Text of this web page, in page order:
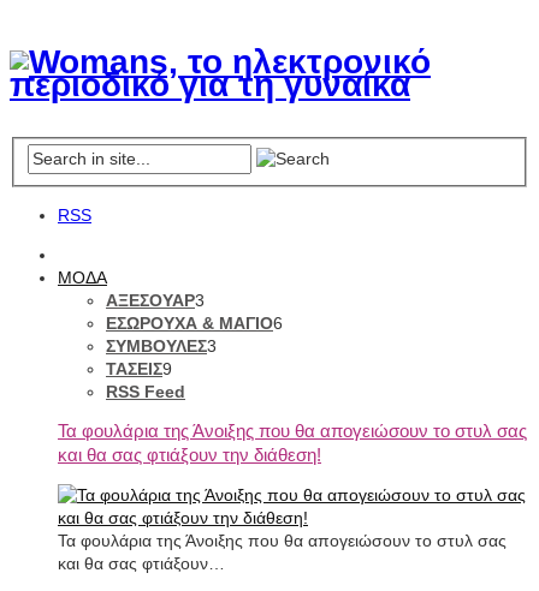
RSS
ΜΟΔΑ
ΑΞΕΣΟΥΑΡ3
ΕΣΩΡΟΥΧΑ & ΜΑΓΙΟ6
ΣΥΜΒΟΥΛΕΣ3
ΤΑΣΕΙΣ9
RSS Feed
Τα φουλάρια της Άνοιξης που θα απογειώσουν το στυλ σας
και θα σας φτιάξουν την διάθεση!
Τα φουλάρια της Άνοιξης που θα απογειώσουν το στυλ σας
και θα σας φτιάξουν…